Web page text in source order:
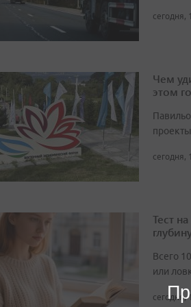
сегодня,
Чем
этом
сегодня,
Тест
Всего
или
сегодня,